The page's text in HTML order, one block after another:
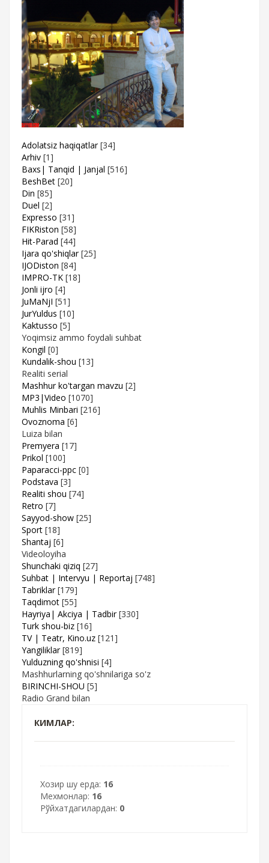
Adolatsiz haqiqatlar [34]
Arhiv [1]
Baxs| Tanqid | Janjal [516]
BeshBet [20]
Din [85]
Duel [2]
Expresso [31]
FIKRiston [58]
Hit-Parad [44]
Ijara qo'shiqlar [25]
IJODiston [84]
IMPRO-TK [18]
Jonli ijro [4]
JuMaNjI [51]
JurYuldus [10]
Kaktusso [5]
Yoqimsiz ammo foydali suhbat
Kongil [0]
Kundalik-shou [13]
Realiti serial
Mashhur ko'targan mavzu [2]
MP3|Video [1070]
Muhlis Minbari [216]
Ovoznoma [6]
Luiza bilan
Premyera [17]
Prikol [100]
Paparacci-ppc [0]
Podstava [3]
Realiti shou [74]
Retro [7]
Sayyod-show [25]
Sport [18]
Shantaj [6]
Videoloyiha
Shunchaki qiziq [27]
Suhbat | Intervyu | Reportaj [748]
Tabriklar [179]
Taqdimot [55]
Hayriya| Akciya | Tadbir [330]
Turk shou-biz [16]
TV | Teatr, Kino.uz [121]
Yangiliklar [819]
Yulduzning qo'shnisi [4]
Mashhurlarning qo'shnilariga so'z
BIRINCHI-SHOU [5]
Radio Grand bilan
КИМЛАР:
Хозир шу ерда: 16
Мехмонлар: 16
Рўйхатдагилардан: 0